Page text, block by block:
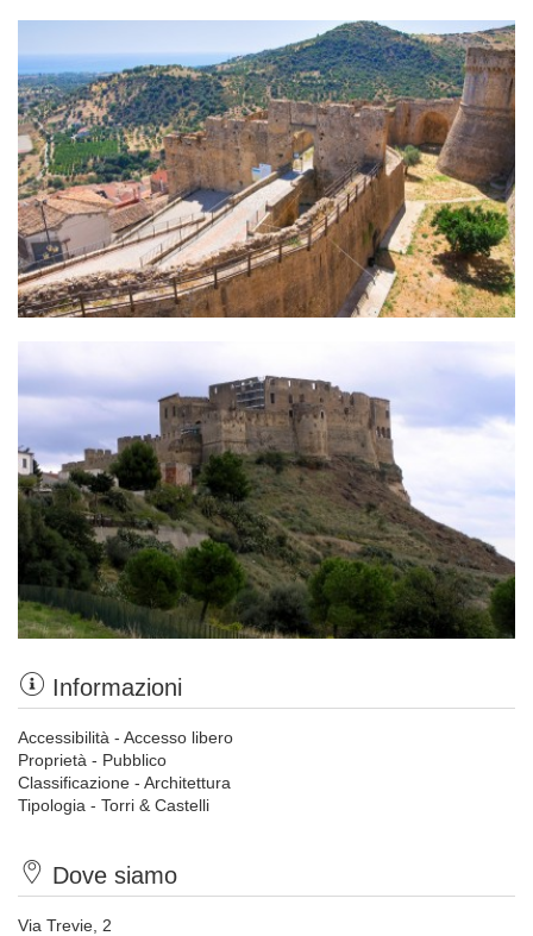
Informazioni
Accessibilità - Accesso libero
Proprietà - Pubblico
Classificazione - Architettura
Tipologia - Torri & Castelli
Dove siamo
Via Trevie, 2